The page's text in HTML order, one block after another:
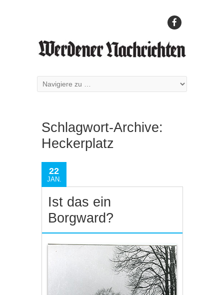
Schlagwort-Archive:
Heckerplatz
22
JAN.
Ist das ein
Borgward?